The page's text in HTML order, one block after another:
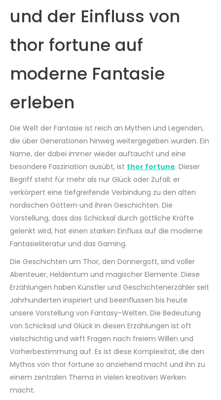
und der Einfluss von
thor fortune auf
moderne Fantasie
erleben
Die Welt der Fantasie ist reich an Mythen und Legenden,
die über Generationen hinweg weitergegeben wurden. Ein
Name, der dabei immer wieder auftaucht und eine
besondere Faszination ausübt, ist thor fortune. Dieser
Begriff steht für mehr als nur Glück oder Zufall; er
verkörpert eine tiefgreifende Verbindung zu den alten
nordischen Göttern und ihren Geschichten. Die
Vorstellung, dass das Schicksal durch göttliche Kräfte
gelenkt wird, hat einen starken Einfluss auf die moderne
Fantasieliteratur und das Gaming.
Die Geschichten um Thor, den Donnergott, sind voller
Abenteuer, Heldentum und magischer Elemente. Diese
Erzählungen haben Künstler und Geschichtenerzähler seit
Jahrhunderten inspiriert und beeinflussen bis heute
unsere Vorstellung von Fantasy-Welten. Die Bedeutung
von Schicksal und Glück in diesen Erzählungen ist oft
vielschichtig und wirft Fragen nach freiem Willen und
Vorherbestimmung auf. Es ist diese Komplexität, die den
Mythos von thor fortune so anziehend macht und ihn zu
einem zentralen Thema in vielen kreativen Werken
macht.